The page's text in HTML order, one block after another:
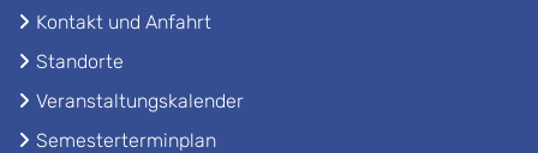
Kontakt und Anfahrt
Standorte
Veranstaltungskalender
Semesterterminplan